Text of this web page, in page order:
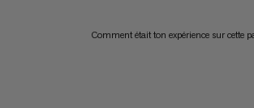
Comment était ton expérience sur cette